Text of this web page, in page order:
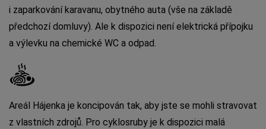
i zaparkování karavanu, obytného auta (vše na základě
předchozí domluvy). Ale k dispozici není elektrická přípojku
a výlevku na chemické WC a odpad.
Areál Hájenka je koncipován tak, aby jste se mohli stravovat
z vlastních zdrojů. Pro cyklosruby je k dispozici malá